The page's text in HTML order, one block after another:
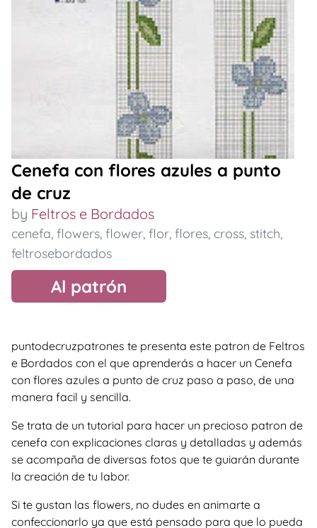
Cenefa con flores azules a punto
de cruz
by Feltros e Bordados
cenefa, flowers, flower, flor, flores, cross, stitch,
feltrosebordados
Al patrón
puntodecruzpatrones te presenta este patron de Feltros
e Bordados con el que aprenderás a hacer un Cenefa
con flores azules a punto de cruz paso a paso, de una
manera facil y sencilla.
Se trata de un tutorial para hacer un precioso patron de
cenefa con explicaciones claras y detalladas y además
se acompaña de diversas fotos que te guiarán durante
la creación de tu labor.
Si te gustan las flowers, no dudes en animarte a
confeccionarlo ya que está pensado para que lo pueda